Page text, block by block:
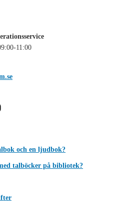
11:00
och en ljudbok?
talböcker på bibliotek?